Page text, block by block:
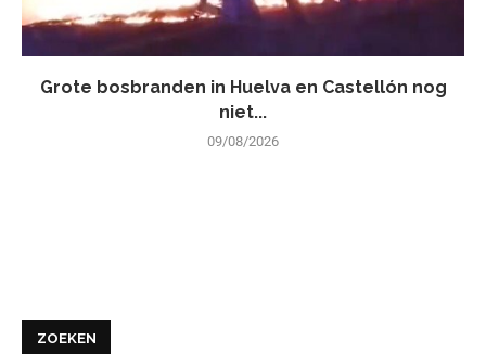
Grote bosbranden in Huelva en Castellón nog
niet...
09/08/2026
ZOEKEN